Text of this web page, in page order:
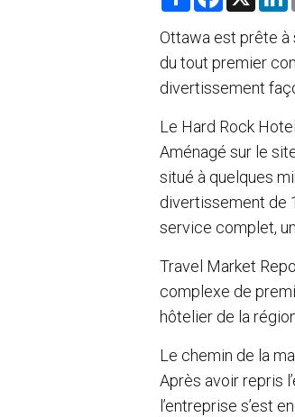
r
e
e
b
o
k
k
e
d
n
Ottawa est prête à
du tout premier
divertissement
Le Hard Rock
Aménagé sur le
situé à quelques
divertissement de
service complet,
Travel Market
complexe de
hôtelier de la
Le chemin de la
Après avoir repris
l’entreprise s’est